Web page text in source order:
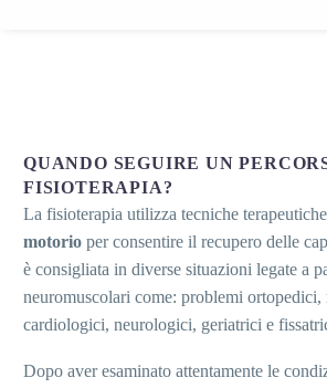
QUANDO SEGUIRE UN
FISIOTERAPIA?
La fisioterapia utilizza tecniche terapeutiche
motorio per consentire il recupero delle
è consigliata in diverse situazioni legate a
neuromuscolari come: problemi ortopedici,
cardiologici, neurologici, geriatrici e
Dopo aver esaminato attentamente le